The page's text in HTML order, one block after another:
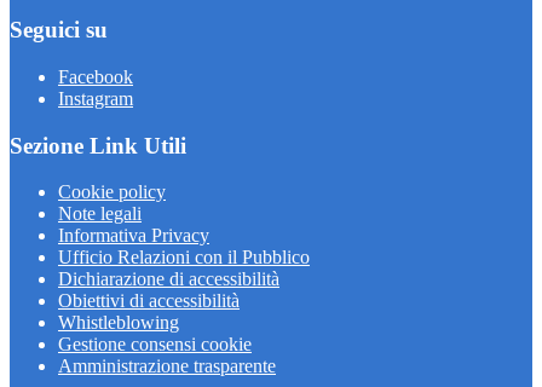
Seguici su
Facebook
Instagram
Sezione Link Utili
Cookie policy
Note legali
Informativa Privacy
Ufficio Relazioni con il Pubblico
Dichiarazione di accessibilità
Obiettivi di accessibilità
Whistleblowing
Gestione consensi cookie
Amministrazione trasparente